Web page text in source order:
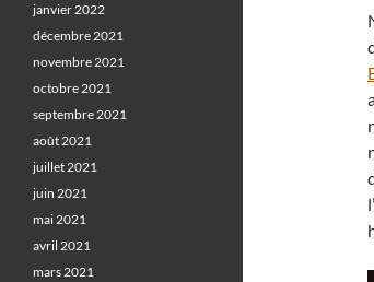
janvier 2022
décembre 2021
novembre 2021
octobre 2021
septembre 2021
août 2021
juillet 2021
juin 2021
mai 2021
avril 2021
mars 2021